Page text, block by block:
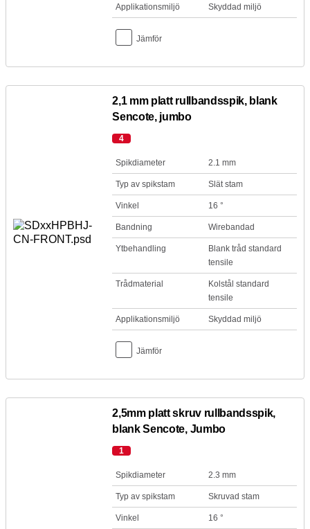
Applikationsmiljö Skyddad miljö
Jämför
2,1 mm platt rullbandsspik, blank
Sencote, jumbo
4
Spikdiameter 2.1 mm
Typ av spikstam Slät stam
Vinkel 16 °
Bandning Wirebandad
Ytbehandling
Blank tråd standard
tensile
Trådmaterial
Kolstål standard
tensile
Applikationsmiljö Skyddad miljö
Jämför
2,5mm platt skruv rullbandsspik,
blank Sencote, Jumbo
1
Spikdiameter 2.3 mm
Typ av spikstam Skruvad stam
Vinkel 16 °